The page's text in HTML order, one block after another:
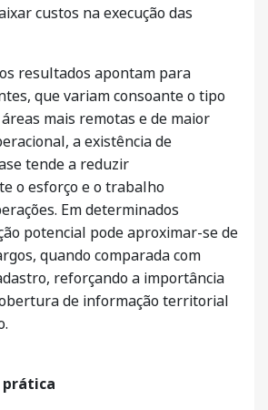
custos na execução das
resultados apontam para
que variam consoante o tipo
mais remotas e de maior
a existência de
tende a reduzir
o esforço e o trabalho
Em determinados
potencial pode aproximar-se de
quando comparada com
reforçando a importância
de informação territorial
prática